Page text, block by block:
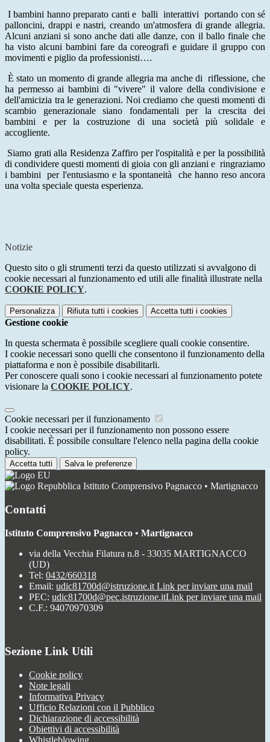
I bambini hanno preparato canti e balli interattivi portando con sé
palloncini, drappi e nastri, creando un'atmosfera di grande allegria.
Alcuni anziani si sono anche dati alle danze, con il ballo finale che
ha visto alcuni bambini fare da coreografi e guidare il gruppo con
movimenti e piglio da professionisti….
È stato un momento di grande allegria ma anche di riflessione, che
ha permesso ai bambini di "vivere" il valore della condivisione e
dell'amicizia tra le generazioni. Noi crediamo che questi momenti di
scambio generazionale siano fondamentali per la crescita dei
bambini e per la costruzione di una società più solidale e
accogliente.
Siamo grati alla Residenza Zaffiro per l'ospitalità e per la possibilità
di condividere questi momenti di gioia con gli anziani e ringraziamo
i bambini per l'entusiasmo e la spontaneità che hanno reso ancora
una volta speciale questa esperienza.
Notizie
Questo sito o gli strumenti terzi da questo utilizzati si avvalgono di
cookie necessari al funzionamento ed utili alle finalità illustrate nella
COOKIE POLICY.
Personalizza Rifiuta tutti i cookies Accetta tutti i cookies
Gestione cookie
In questa schermata è possibile scegliere quali cookie consentire.
I cookie necessari sono quelli che consentono il funzionamento della
piattaforma e non è possibile disabilitarli.
Per conoscere quali sono i cookie necessari al funzionamento potete
visionare la COOKIE POLICY.
Cookie necessari per il funzionamento
I cookie necessari per il funzionamento non possono essere
disabilitati. È possibile consultare l'elenco nella pagina della cookie
policy.
Accetta tutti Salva le preferenze
Istituto Comprensivo Pagnacco • Martignacco
Contatti
Istituto Comprensivo Pagnacco • Martignacco
via della Vecchia Filatura n.8 - 33035 MARTIGNACCO
(UD)
Tel: 0432/660318
Email: udic81700d@istruzione.it Link per inviare una mail
PEC: udic81700d@pec.istruzione.itLink per inviare una mail
C.F.: 94070970309
Sezione Link Utili
Cookie policy
Note legali
Informativa Privacy
Ufficio Relazioni con il Pubblico
Dichiarazione di accessibilità
Obiettivi di accessibilità
Whistleblowing